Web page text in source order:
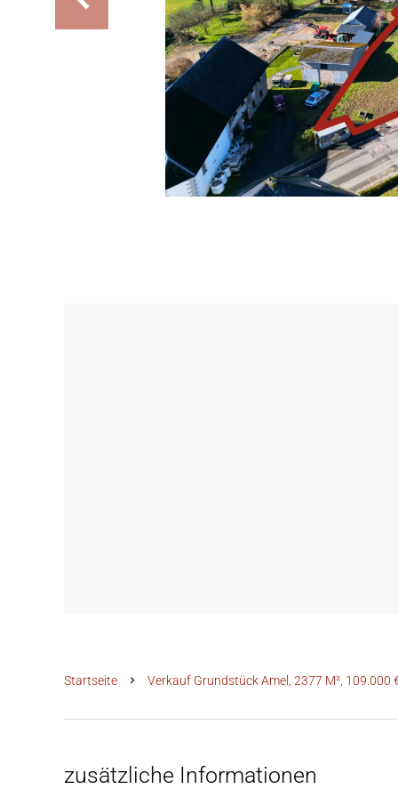
Startseite Verkauf Grundstück Amel, 2377 M², 109.000
zusätzliche Informationen